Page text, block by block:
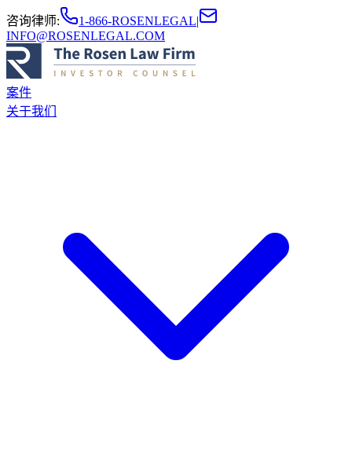
咨询律师: 1-866-ROSENLEGAL|
INFO@ROSENLEGAL.COM
案件
关于我们